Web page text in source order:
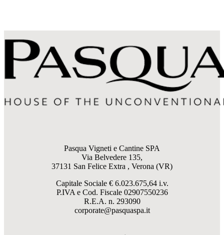
Pasqua Vigneti e Cantine SPA
Via Belvedere 135,
37131 San Felice Extra , Verona (VR)
Capitale Sociale € 6.023.675,64 i.v.
P.IVA e Cod. Fiscale 02907550236
R.E.A. n. 293090
corporate@pasquaspa.it